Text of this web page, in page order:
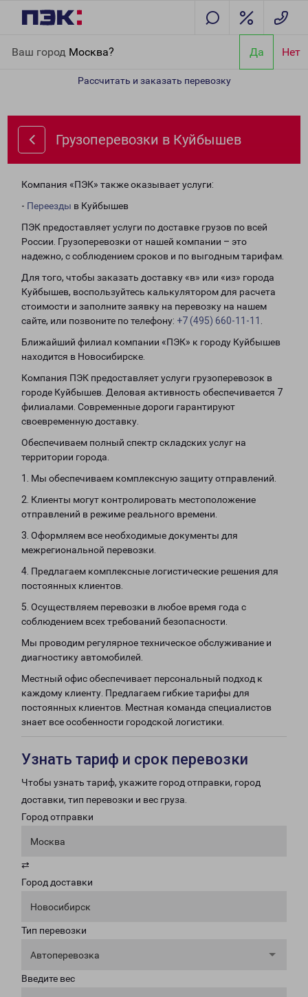
Ваш город Москва? Да Нет
Рассчитать и заказать перевозку
Грузоперевозки в Куйбышев
Компания «ПЭК» также оказывает услуги:
- Переезды в Куйбышев
ПЭК предоставляет услуги по доставке грузов по всей
России. Грузоперевозки от нашей компании – это
надежно, с соблюдением сроков и по выгодным тарифам.
Для того, чтобы заказать доставку «в» или «из» города
Куйбышев, воспользуйтесь калькулятором для расчета
стоимости и заполните заявку на перевозку на нашем
сайте, или позвоните по телефону: +7 (495) 660-11-11
Ближайший филиал компании «ПЭК» к городу Куйбышев
находится в Новосибирске.
Компания ПЭК предоставляет услуги грузоперевозок в
городе Куйбышев. Деловая активность обеспечивается 7
филиалами. Современные дороги гарантируют
своевременную доставку.
Обеспечиваем полный спектр складских услуг на
территории города.
1. Мы обеспечиваем комплексную защиту отправлений.
2. Клиенты могут контролировать местоположение
отправлений в режиме реального времени.
3. Оформляем все необходимые документы для
межрегиональной перевозки.
4. Предлагаем комплексные логистические решения для
постоянных клиентов.
5. Осуществляем перевозки в любое время года с
соблюдением всех требований безопасности.
Мы проводим регулярное техническое обслуживание и
диагностику автомобилей.
Местный офис обеспечивает персональный подход к
каждому клиенту. Предлагаем гибкие тарифы для
постоянных клиентов. Местная команда специалистов
знает все особенности городской логистики.
Узнать тариф и срок перевозки
Чтобы узнать тариф, укажите город отправки, город
доставки, тип перевозки и вес груза.
Город отправки
Москва
⇄
Город доставки
Новосибирск
Тип перевозки
Автоперевозка
Введите вес